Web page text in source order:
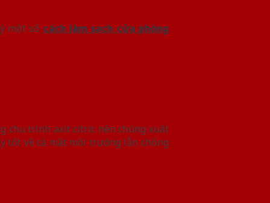
một số cách làm sạch cửa phòng
chu trình axit citric nên chúng xuất
tốt về cả mặt môi trường lẫn chống